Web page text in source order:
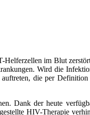
im Blut
Wird die
die per
Dank der heute
HIV-Therapie